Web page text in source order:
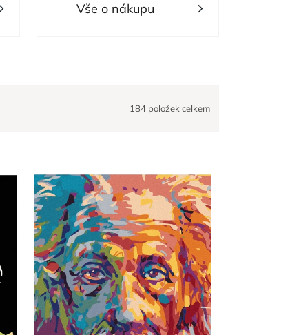
184 položek celkem
Vše o nákupu